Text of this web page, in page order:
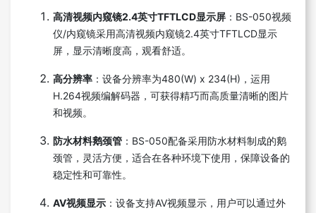
高清视频内窥镜2.4英寸TFTLCD显示屏 ：BS-050视频
仪/内窥镜采用高清视频内窥镜2.4英寸TFTLCD显示
屏，显示清晰度高，观看舒适。
高分辨率 ：设备分辨率为480(W) x 234(H)，运用
H.264视频编解码器，可获得精巧而高质量清晰的图片
和视频。
防水材料鹅颈管 ：BS-050配备采用防水材料制成的鹅
颈管，灵活方便，适合在各种环境下使用，保障设备的
稳定性和可靠性。
AV视频显示 ：设备支持AV视频显示，用户可以通过外